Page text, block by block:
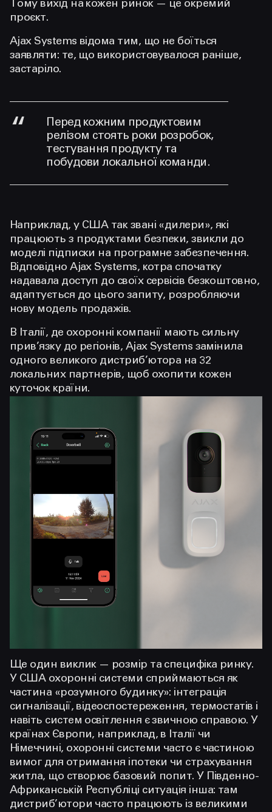
Тому вихід на кожен ринок — це окремий
проєкт.
Ajax Systems відома тим, що не боїться
заявляти: те, що використовувалося раніше,
застаріло.
Перед кожним продуктовим
релізом стоять роки розробок,
тестування продукту та
побудови локальної команди.
Наприклад, у США так звані «дилери», які
працюють з продуктами безпеки, звикли до
моделі підписки на програмне забезпечення.
Відповідно Ajax Systems, котра спочатку
надавала доступ до своїх сервісів безкоштовно,
адаптується до цього запиту, розробляючи
нову модель продажів.
В Італії, де охоронні компанії мають сильну
прив’язку до регіонів, Ajax Systems замінила
одного великого дистриб’ютора на 32
локальних партнерів, щоб охопити кожен
куточок країни.
Ще один виклик — розмір та специфіка ринку.
У США охоронні системи сприймаються як
частина «розумного будинку»: інтеграція
сигналізації, відеоспостереження, термостатів і
навіть систем освітлення є звичною справою. У
країнах Європи, наприклад, в Італії чи
Німеччині, охоронні системи часто є частиною
вимог для отримання іпотеки чи страхування
житла, що створює базовий попит. У Південно-
Африканській Республіці ситуація інша: там
дистриб’ютори часто працюють із великими